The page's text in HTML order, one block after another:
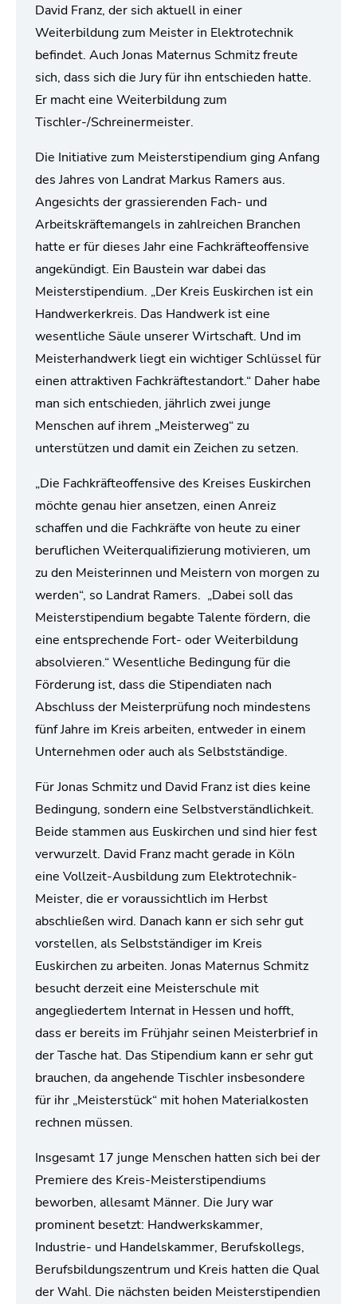
David Franz, der sich aktuell in einer
Weiterbildung zum Meister in Elektrotechnik
befindet. Auch Jonas Maternus Schmitz freute
sich, dass sich die Jury für ihn entschieden hatte.
Er macht eine Weiterbildung zum
Tischler-/Schreinermeister.
Die Initiative zum Meisterstipendium ging Anfang
des Jahres von Landrat Markus Ramers aus.
Angesichts der grassierenden Fach- und
Arbeitskräftemangels in zahlreichen Branchen
hatte er für dieses Jahr eine Fachkräfteoffensive
angekündigt. Ein Baustein war dabei das
Meisterstipendium. „Der Kreis Euskirchen ist ein
Handwerkerkreis. Das Handwerk ist eine
wesentliche Säule unserer Wirtschaft. Und im
Meisterhandwerk liegt ein wichtiger Schlüssel für
einen attraktiven Fachkräftestandort.“ Daher habe
man sich entschieden, jährlich zwei junge
Menschen auf ihrem „Meisterweg“ zu
unterstützen und damit ein Zeichen zu setzen.
„Die Fachkräfteoffensive des Kreises Euskirchen
möchte genau hier ansetzen, einen Anreiz
schaffen und die Fachkräfte von heute zu einer
beruflichen Weiterqualifizierung motivieren, um
zu den Meisterinnen und Meistern von morgen zu
werden“, so Landrat Ramers. „Dabei soll das
Meisterstipendium begabte Talente fördern, die
eine entsprechende Fort- oder Weiterbildung
absolvieren.“ Wesentliche Bedingung für die
Förderung ist, dass die Stipendiaten nach
Abschluss der Meisterprüfung noch mindestens
fünf Jahre im Kreis arbeiten, entweder in einem
Unternehmen oder auch als Selbstständige.
Für Jonas Schmitz und David Franz ist dies keine
Bedingung, sondern eine Selbstverständlichkeit.
Beide stammen aus Euskirchen und sind hier fest
verwurzelt. David Franz macht gerade in Köln
eine Vollzeit-Ausbildung zum Elektrotechnik-
Meister, die er voraussichtlich im Herbst
abschließen wird. Danach kann er sich sehr gut
vorstellen, als Selbstständiger im Kreis
Euskirchen zu arbeiten. Jonas Maternus Schmitz
besucht derzeit eine Meisterschule mit
angegliedertem Internat in Hessen und hofft,
dass er bereits im Frühjahr seinen Meisterbrief in
der Tasche hat. Das Stipendium kann er sehr gut
brauchen, da angehende Tischler insbesondere
für ihr „Meisterstück“ mit hohen Materialkosten
rechnen müssen.
Insgesamt 17 junge Menschen hatten sich bei der
Premiere des Kreis-Meisterstipendiums
beworben, allesamt Männer. Die Jury war
prominent besetzt: Handwerkskammer,
Industrie- und Handelskammer, Berufskollegs,
Berufsbildungszentrum und Kreis hatten die Qual
der Wahl. Die nächsten beiden Meisterstipendien